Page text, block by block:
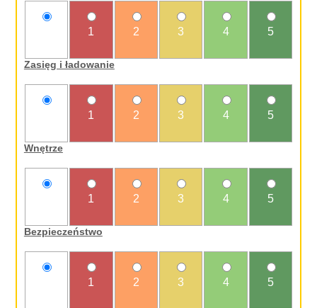
1 2 3 4 5
Zasięg i ładowanie
1 2 3 4 5
Wnętrze
1 2 3 4 5
Bezpieczeństwo
1 2 3 4 5